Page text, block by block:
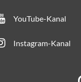
YouTube-Kanal
Instagram-Kanal